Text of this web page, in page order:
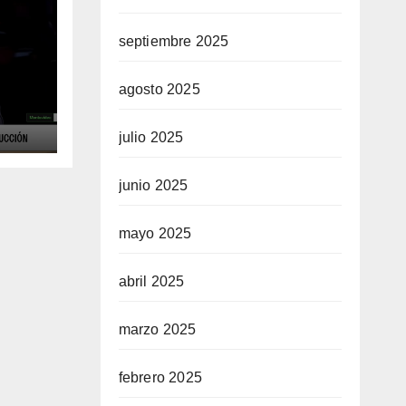
la
septiembre 2025
agosto 2025
julio 2025
junio 2025
mayo 2025
abril 2025
marzo 2025
febrero 2025